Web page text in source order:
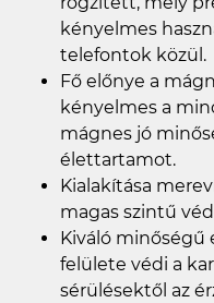
kényelmes
telefontok közül.
Fő előnye a
kényelmes a
mágnes jó
élettartamot.
Kialakítása
magas szintű
Kiváló minőségű
felülete védi a
sérülésektől az